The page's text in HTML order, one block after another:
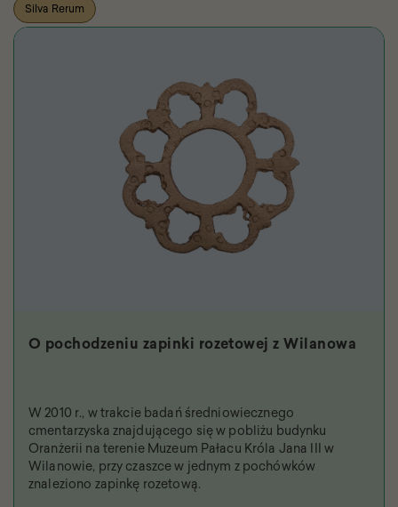
Silva Rerum
O pochodzeniu zapinki rozetowej z Wilanowa
W 2010 r., w trakcie badań średniowiecznego
cmentarzyska znajdującego się w pobliżu budynku
Oranżerii na terenie Muzeum Pałacu Króla Jana III w
Wilanowie, przy czaszce w jednym z pochówków
znaleziono zapinkę rozetową.